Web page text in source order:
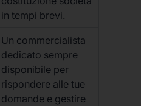
in tempi brevi.
Un commercialista
dedicato sempre
disponibile per
rispondere alle tue
domande e gestire